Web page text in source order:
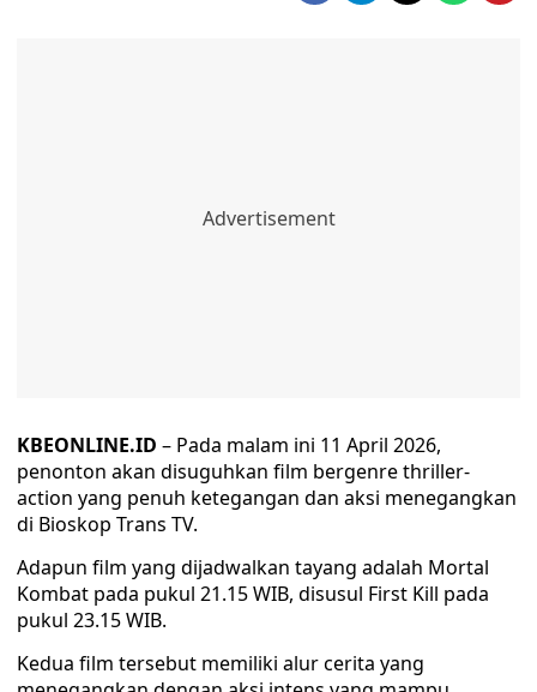
KBEONLINE.ID – Pada malam ini 11 April 2026,
penonton akan disuguhkan film bergenre thriller-
action yang penuh ketegangan dan aksi menegangkan
di Bioskop Trans TV.
Adapun film yang dijadwalkan tayang adalah Mortal
Kombat pada pukul 21.15 WIB, disusul First Kill pada
pukul 23.15 WIB.
Kedua film tersebut memiliki alur cerita yang